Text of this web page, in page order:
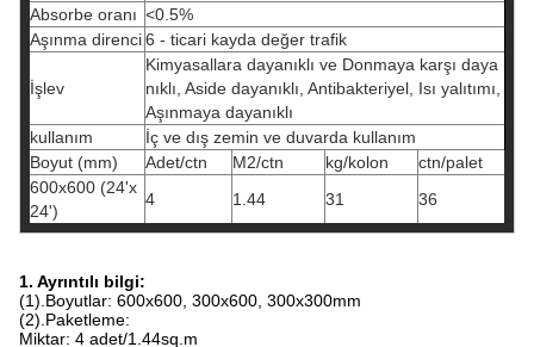
Absorbe oranı <0.5%
Aşınma direnci6 - ticari kayda değer trafik
İşlev
Kimyasallara dayanıklı ve Donmaya karşı daya
nıklı, Aside dayanıklı, Antibakteriyel, Isı yalıtımı,
Aşınmaya dayanıklı
kullanım
İç ve dış zemin ve duvarda kullanım
Boyut (mm)
Adet/ctn M2/ctn kg/kolon
ctn/palet
600x600 (24'x
24')
4 1.44 31 36
1. Ayrıntılı bilgi:
(1).Boyutlar: 600x600, 300x600, 300x300mm
(2).Paketleme:
Miktar: 4 adet/1.44sq.m